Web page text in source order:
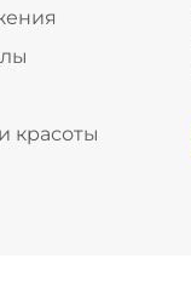
красоты